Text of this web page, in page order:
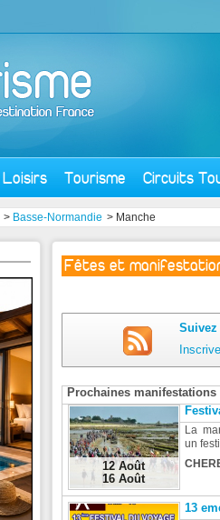
Loisirs Tourisme Circuits
> Basse-Normandie > Manche
Fêtes et
Suivez
Prochaines manifestations
12 Août
16 Août
La
un
13